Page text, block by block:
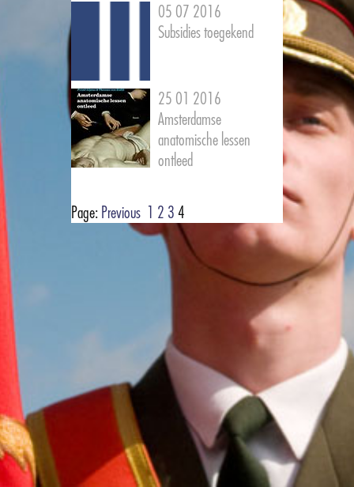
05 07 2016
Subsidies toegekend
25 01 2016
Amsterdamse
anatomische lessen
ontleed
Page: Previous 1 2 3 4